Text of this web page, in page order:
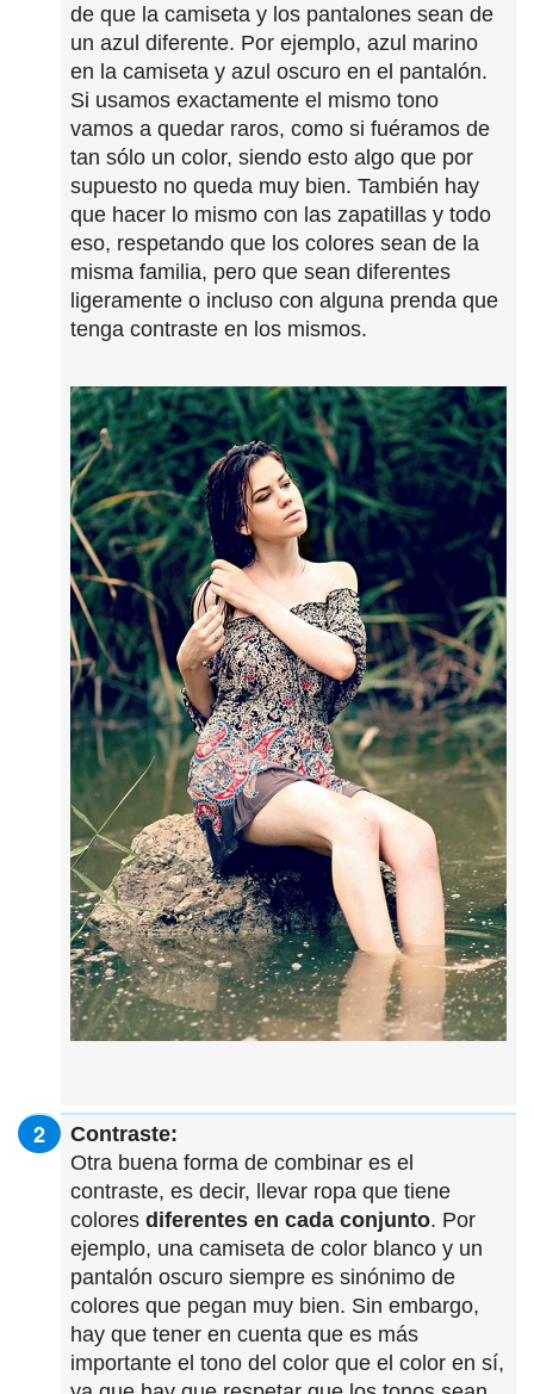
de que la camiseta y los pantalones sean de
un azul diferente. Por ejemplo, azul marino
en la camiseta y azul oscuro en el pantalón.
Si usamos exactamente el mismo tono
vamos a quedar raros, como si fuéramos de
tan sólo un color, siendo esto algo que por
supuesto no queda muy bien. También hay
que hacer lo mismo con las zapatillas y todo
eso, respetando que los colores sean de la
misma familia, pero que sean diferentes
ligeramente o incluso con alguna prenda que
tenga contraste en los mismos.
Contraste:
Otra buena forma de combinar es el
contraste, es decir, llevar ropa que tiene
colores diferentes en cada conjunto. Por
ejemplo, una camiseta de color blanco y un
pantalón oscuro siempre es sinónimo de
colores que pegan muy bien. Sin embargo,
hay que tener en cuenta que es más
importante el tono del color que el color en sí,